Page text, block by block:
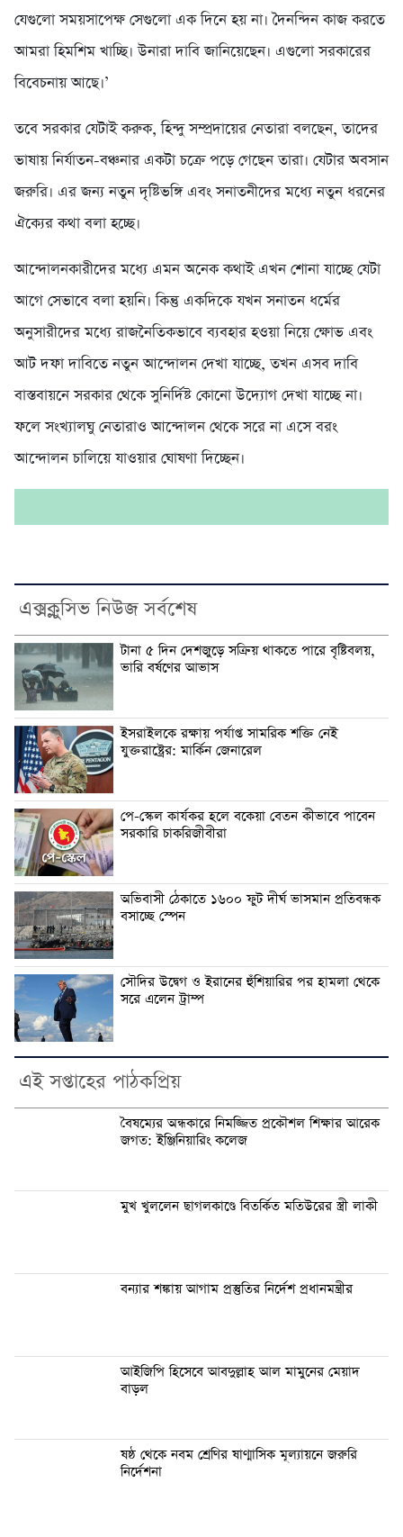
যেগুলো সময়সাপেক্ষ সেগুলো এক দিনে হয় না। দৈনন্দিন কাজ করতে
আমরা হিমশিম খাচ্ছি। উনারা দাবি জানিয়েছেন। এগুলো সরকারের
বিবেচনায় আছে।’
তবে সরকার যেটাই করুক, হিন্দু সম্প্রদায়ের নেতারা বলছেন, তাদের
ভাষায় নির্যাতন-বঞ্চনার একটা চক্রে পড়ে গেছেন তারা। যেটার অবসান
জরুরি। এর জন্য নতুন দৃষ্টিভঙ্গি এবং সনাতনীদের মধ্যে নতুন ধরনের
ঐক্যের কথা বলা হচ্ছে।
আন্দোলনকারীদের মধ্যে এমন অনেক কথাই এখন শোনা যাচ্ছে যেটা
আগে সেভাবে বলা হয়নি। কিন্তু একদিকে যখন সনাতন ধর্মের
অনুসারীদের মধ্যে রাজনৈতিকভাবে ব্যবহার হওয়া নিয়ে ক্ষোভ এবং
আট দফা দাবিতে নতুন আন্দোলন দেখা যাচ্ছে, তখন এসব দাবি
বাস্তবায়নে সরকার থেকে সুনির্দিষ্ট কোনো উদ্যোগ দেখা যাচ্ছে না।
ফলে সংখ্যালঘু নেতারাও আন্দোলন থেকে সরে না এসে বরং
আন্দোলন চালিয়ে যাওয়ার ঘোষণা দিচ্ছেন।
এক্সক্লুসিভ নিউজ সর্বশেষ
টানা ৫ দিন দেশজুড়ে সক্রিয় থাকতে পারে বৃষ্টিবলয়,
ভারি বর্ষণের আভাস
ইসরাইলকে রক্ষায় পর্যাপ্ত সামরিক শক্তি নেই
যুক্তরাষ্ট্রের: মার্কিন জেনারেল
পে-স্কেল কার্যকর হলে বকেয়া বেতন কীভাবে পাবেন
সরকারি চাকরিজীবীরা
অভিবাসী ঠেকাতে ১৬০০ ফুট দীর্ঘ ভাসমান প্রতিবন্ধক
বসাচ্ছে স্পেন
সৌদির উদ্বেগ ও ইরানের হুঁশিয়ারির পর হামলা থেকে
সরে এলেন ট্রাম্প
এই সপ্তাহের পাঠকপ্রিয়
বৈষম্যের অন্ধকারে নিমজ্জিত প্রকৌশল শিক্ষার আরেক
জগত: ইঞ্জিনিয়ারিং কলেজ
মুখ খুললেন ছাগলকাণ্ডে বিতর্কিত মতিউরের স্ত্রী লাকী
বন্যার শঙ্কায় আগাম প্রস্তুতির নির্দেশ প্রধানমন্ত্রীর
আইজিপি হিসেবে আবদুল্লাহ আল মামুনের মেয়াদ
বাড়ল
ষষ্ঠ থেকে নবম শ্রেণির ষাণ্মাসিক মূল্যায়নে জরুরি
নির্দেশনা